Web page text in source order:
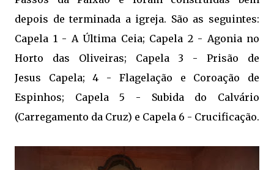
depois de terminada a igreja. São as seguintes:
Capela 1 - A Última Ceia; Capela 2 - Agonia no
Horto das Oliveiras; Capela 3 - Prisão de
Jesus Capela; 4 - Flagelação e Coroação de
Espinhos; Capela 5 - Subida do Calvário
(Carregamento da Cruz) e Capela 6 - Crucificação.